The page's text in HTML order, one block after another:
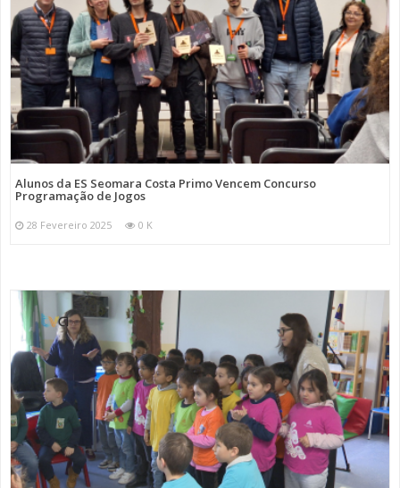
Alunos da ES Seomara Costa Primo Vencem Concurso
Programação de Jogos
28 Fevereiro 2025 0 K